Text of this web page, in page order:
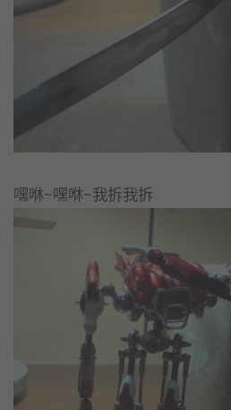
嘿咻~嘿咻~我拆我拆